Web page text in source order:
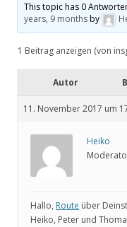
This topic has 0
years, 9 monthsby
1 Beitrag anzeigen (von
Autor
11. November 2017 um
Heiko
Hallo, Route über
Heiko, Peter und